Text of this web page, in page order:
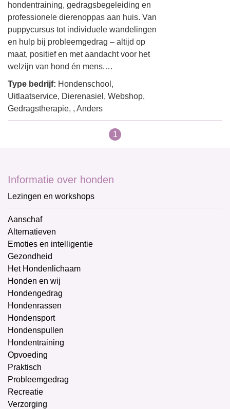
hondentraining, gedragsbegeleiding en
professionele dierenoppas aan huis. Van
puppycursus tot individuele wandelingen
en hulp bij probleemgedrag – altijd op
maat, positief en met aandacht voor het
welzijn van hond én mens.…
Type bedrijf: Hondenschool,
Uitlaatservice, Dierenasiel, Webshop,
Gedragstherapie, , Anders
1
Informatie over honden
Lezingen en workshops
Aanschaf
Alternatieven
Emoties en intelligentie
Gezondheid
Het Hondenlichaam
Honden en wij
Hondengedrag
Hondenrassen
Hondensport
Hondenspullen
Hondentraining
Opvoeding
Praktisch
Probleemgedrag
Recreatie
Verzorging